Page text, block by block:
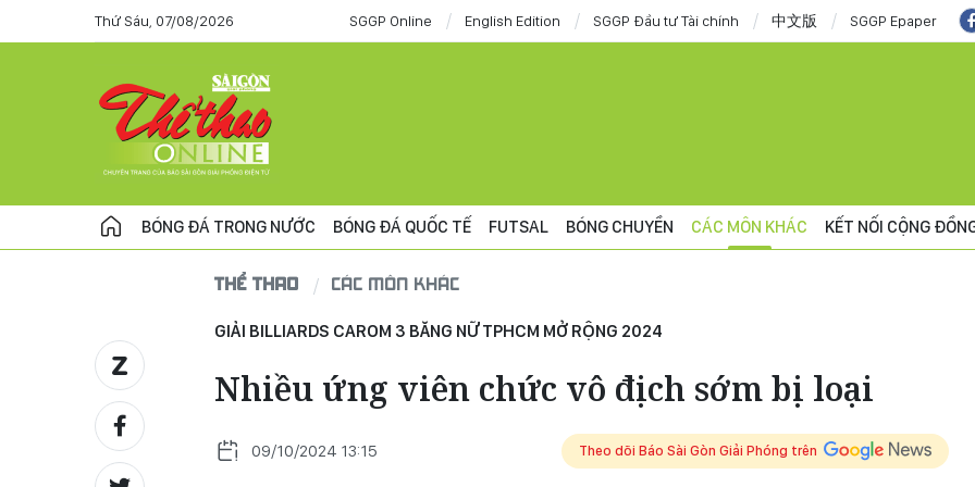
Thứ Sáu, 07/08/2026 SGGP Online English Edition SGGP Đầu tư Tài chính 中文版 SGGP Epaper
BÓNG ĐÁ TRONG NƯỚC BÓNG ĐÁ QUỐC TẾ FUTSAL BÓNG CHUYỀN CÁC MÔN KHÁC KẾT NỐI CỘNG
THỂ THAO CÁC MÔN KHÁC
GIẢI BILLIARDS CAROM 3 BĂNG NỮ TPHCM MỞ RỘNG 2024
Nhiều ứng viên chức vô địch sớm bị loại
09/10/2024 13:15 Theo dõi Báo Sài Gòn Giải Phóng trên